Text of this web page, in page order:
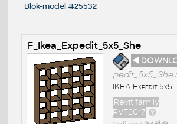
Blok-model #25532
F_Ikea_Expedit_5x5_She
◄
IKEA Expedit 5x5
Revit family
RVT2017